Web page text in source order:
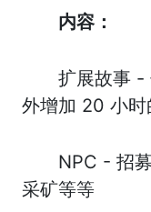
内容：
扩展故事 -
外增加 20 小时
NPC - 招
采矿等等